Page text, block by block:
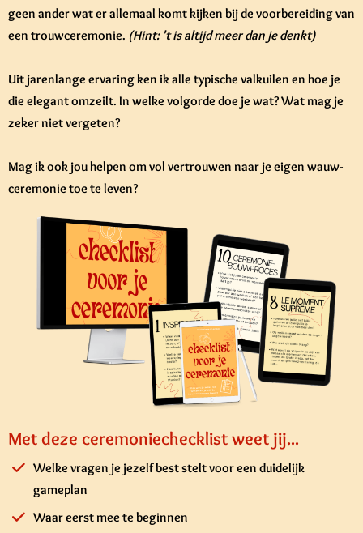
geen ander wat er allemaal komt kijken bij de voorbereiding van
een trouwceremonie. (Hint: 't is altijd meer dan je denkt)
Uit jarenlange ervaring ken ik alle typische valkuilen en hoe je
die elegant omzeilt. In welke volgorde doe je wat? Wat mag je
zeker niet vergeten?
Mag ik ook jou helpen om vol vertrouwen naar je eigen wauw-
ceremonie toe te leven?
Met deze ceremoniechecklist weet jij...
Welke vragen je jezelf best stelt voor een duidelijk
gameplan
Waar eerst mee te beginnen